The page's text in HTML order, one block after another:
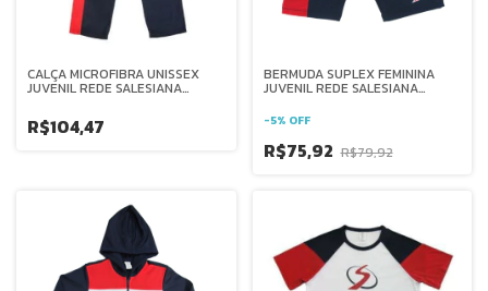
CALÇA MICROFIBRA UNISSEX
JUVENIL REDE SALESIANA
R$104,47
BERMUDA SUPLEX FEMININA
JUVENIL REDE SALESIANA
-5% OFF
R$75,92 R$79,92